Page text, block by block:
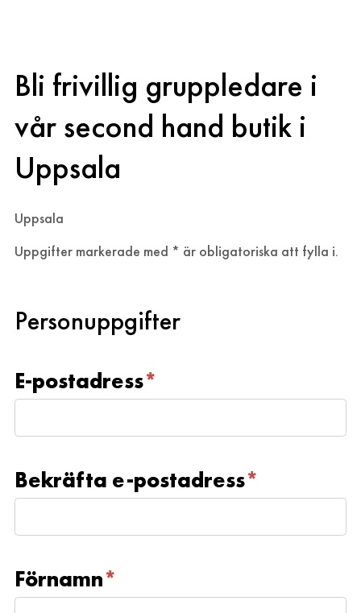
Bli frivillig gruppledare i
Bli frivillig gruppledare i
vår second hand butik i
Uppsala
Uppsala
Uppgifter markerade med * är obligatoriska att fylla i.
Personuppgifter
E-postadress*
Bekräfta e-postadress*
Förnamn*